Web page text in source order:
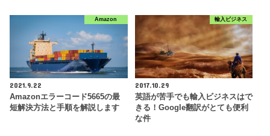
Amazon
2021.9.22
Amazonエラーコード5665の最
短解決方法と手順を解説します
輸入ビジネス
2017.10.29
英語が苦手でも輸入ビジネスはで
きる！Google翻訳がとても便利
な件